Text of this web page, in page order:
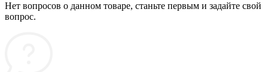
Нет вопросов о данном товаре, станьте первым и задайте свой
вопрос.